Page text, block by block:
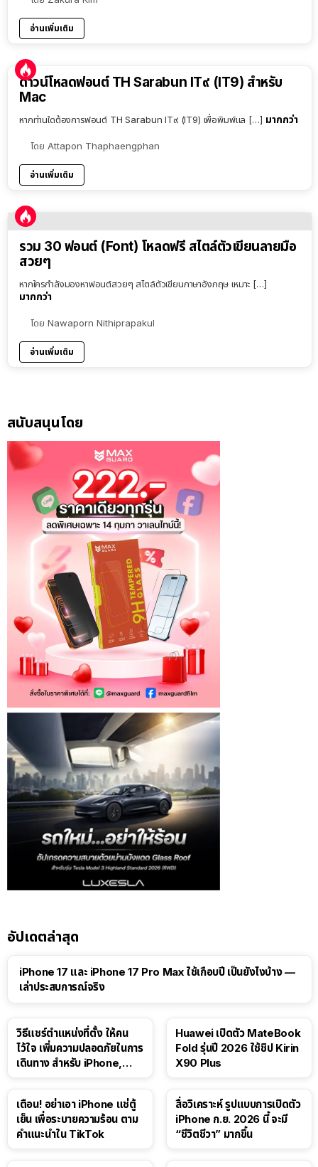
อ่านเพิ่มเติม
ดาวน์โหลดฟอนต์ TH Sarabun IT๙ (IT9) สำหรับ
Mac
หากท่านใดต้องการฟอนต์ TH Sarabun IT๙ (IT9) เพื่อพิมพ์แล […] มากกว่า
โดย Attapon Thaphaengphan
อ่านเพิ่มเติม
รวม 30 ฟอนต์ (Font) โหลดฟรี สไตล์ตัวเขียนลายมือ
สวยๆ
หากใครกำลังมองหาฟอนต์สวยๆ สไตล์ตัวเขียนภาษาอังกฤษ เหมาะ […]
มากกว่า
โดย Nawaporn Nithiprapakul
อ่านเพิ่มเติม
สนับสนุนโดย
อัปเดตล่าสุด
iPhone 17 และ iPhone 17 Pro Max ใช้เกือบปี เป็นยังไงบ้าง —
เล่าประสบการณ์จริง
วิธีแชร์ตำแหน่งที่ตั้ง ให้คน
ไว้ใจ เพิ่มความปลอดภัยในการ
เดินทาง สำหรับ iPhone,
Huawei เปิดตัว MateBook
Fold รุ่นปี 2026 ใช้ชิป Kirin
X90 Plus
เตือน! อย่าเอา iPhone แช่ตู้
เย็น เพื่อระบายความร้อน ตาม
คำแนะนำใน TikTok
สื่อวิเคราะห์ รูปแบบการเปิดตัว
iPhone ก.ย. 2026 นี้ จะมี
“ชีวิตชีวา” มากขึ้น